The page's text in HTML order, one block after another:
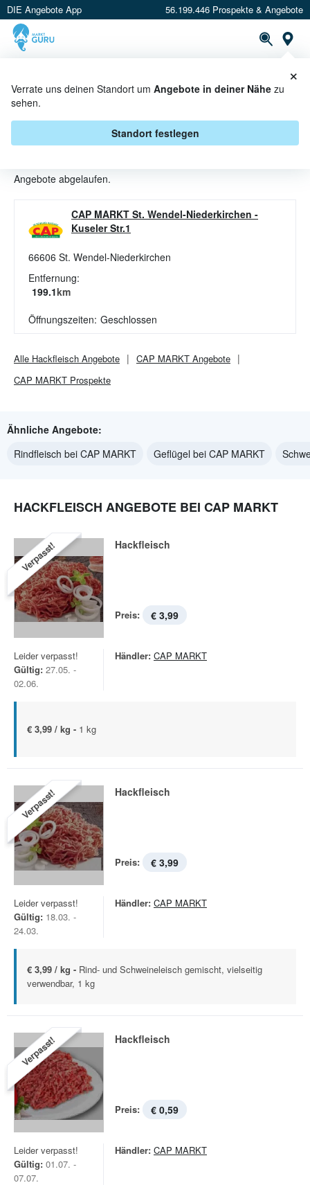
DIE Angebote App 56.199.446 Prospekte & Angebote
Verrate uns deinen Standort um Angebote in deiner Nähe zu
sehen.
Standort festlegen
×
HACKFLEISCH ANGEBOTE &
AKTIONEN BEI CAP MARKT
Angebote abgelaufen.
CAP MARKT St. Wendel-Niederkirchen -
Kuseler Str.1
66606 St. Wendel-Niederkirchen
Entfernung:
199.1km
Öffnungszeiten: Geschlossen
Alle Hackfleisch Angebote CAP MARKT Angebote
CAP MARKT Prospekte
Ähnliche Angebote:
Rindfleisch bei CAP MARKT
Geflügel bei CAP MARKT
HACKFLEISCH ANGEBOTE BEI CAP MARKT
Verpasst! Hackfleisch
Preis: € 3,99
Leider verpasst!
Gültig: 27.05. -
02.06.
Händler: CAP MARKT
€ 3,99 / kg - 1 kg
Verpasst! Hackfleisch
Preis: € 3,99
Leider verpasst!
Gültig: 18.03. -
24.03.
Händler: CAP MARKT
€ 3,99 / kg - Rind- und Schweineleisch gemischt, vielseitig
verwendbar, 1 kg
Verpasst! Hackfleisch
Preis: € 0,59
Leider verpasst!
Gültig: 01.07. -
07.07.
Händler: CAP MARKT